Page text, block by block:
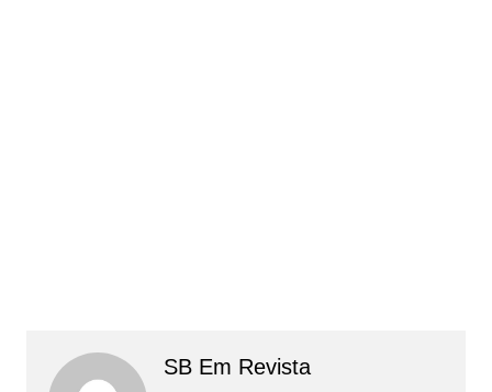
SB Em Revista